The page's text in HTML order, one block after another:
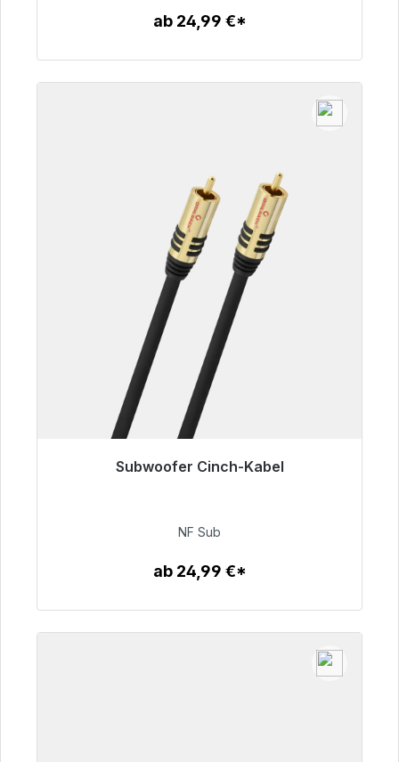
ab 24,99 €*
Subwoofer Cinch-Kabel
63,99 €
NF Sub
ab 24,99 €*